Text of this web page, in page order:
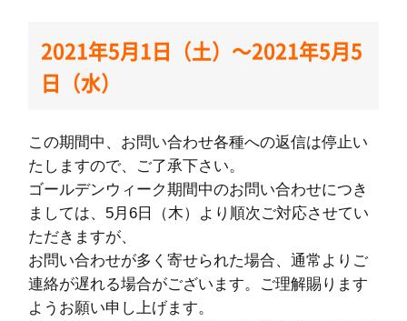
お問い合わせ
東海圏 052-982-8626
関西圏 06-4392-8626
2021年5月1日（土）～2021年5月5
日（水）
この期間中、お問い合わせ各種への返信は停止い
たしますので、ご了承下さい。
ゴールデンウィーク期間中のお問い合わせにつき
ましては、5月6日（木）より順次ご対応させてい
ただきますが、
お問い合わせが多く寄せられた場合、通常よりご
連絡が遅れる場合がございます。ご理解賜ります
ようお願い申し上げます。